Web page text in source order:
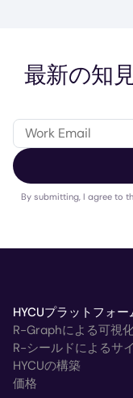
最新の知
By submitting, I agree to
HYCUプラットフォー
R-Graphによる可視
R-シールドによるサ
HYCUの構築
価格